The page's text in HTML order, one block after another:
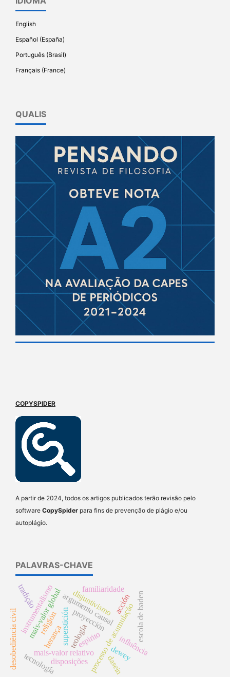
English
Español (España)
Português (Brasil)
Français (France)
QUALIS
COPYSPIDER
A partir de 2024, todos os artigos publicados terão revisão pelo
software CopySpider para fins de prevenção de plágio e/ou
autoplágio.
PALAVRAS-CHAVE
argumento causal
supersticiónproyección
processo de acumulação
mais-valor global
mais-valor relativo
disjuntivismo
religión
tecnología
instrumentalismo
dewey
teología
espirito influência
familiaridade
desobediência civil escola de baden
dasein
herança
tradição
disposições
acción